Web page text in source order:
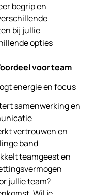
begrip en
bij jullie
opties
voor team
energie en focus
samenwerking en
vertrouwen en
band
teamgeest en
jullie team?